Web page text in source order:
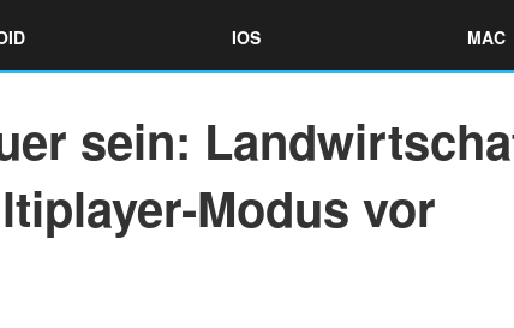
IOS MAC
sein:
Modus vor